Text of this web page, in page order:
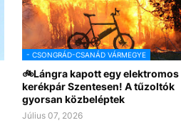
- CSONGRÁD-CSANÁD VÁRMEGYE
🚲Lángra kapott egy elektromos
kerékpár Szentesen! A tűzoltók
gyorsan közbeléptek
Július 07, 2026